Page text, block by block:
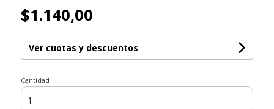
$1.140,00
Ver cuotas y descuentos
Cantidad